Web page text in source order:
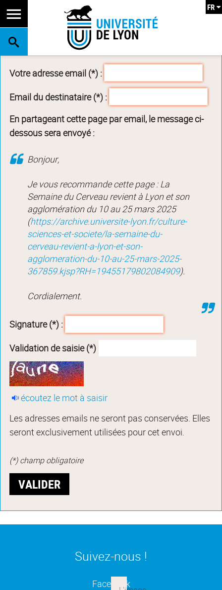
RECHERCHE
FR
Votre adresse email (*) :
Email du destinataire (*) :
En partageant cette page par email, le message ci-
dessous sera envoyé :
Bonjour,
Je vous recommande cette page : La
Semaine du Cerveau revient à Lyon et son
agglomération du 10 au 25 mars 2025
(https://archive.universite-lyon.fr/culture-
sciences-et-societe/la-semaine-du-
cerveau-revient-a-lyon-et-son-
agglomeration-du-10-au-25-mars-2025-
367859.kjsp?RH=19455179802084909).
Cordialement.
Signature (*) :
Validation de saisie (*)
écoutez le mot à saisir
Les adresses emails ne seront pas conservées. Elles
seront exclusivement utilisées pour cet envoi.
(*) champ obligatoire
Suivez-nous !
Facebook(ouverture dans une